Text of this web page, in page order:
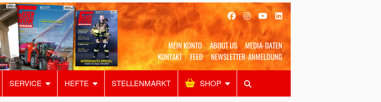
MEIN KONTO ABOUT US
MEDIA-DATEN
KONTAKT
FEED NEWSLETTER-ANMELDUNG
SERVICE HEFTE STELLENMARKT SHOP
Alles Shop SUCHEN